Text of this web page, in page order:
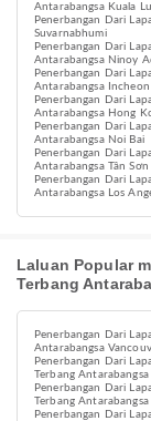
Antarabangsa Kuala
Penerbangan Dari
Suvarnabhumi
Penerbangan Dari
Antarabangsa Ninoy
Penerbangan Dari
Antarabangsa Incheon
Penerbangan Dari
Antarabangsa Hong
Penerbangan Dari
Antarabangsa Noi Bai
Penerbangan Dari
Antarabangsa Tân
Penerbangan Dari
Antarabangsa Los
Laluan Popular
Terbang
Penerbangan Dari
Antarabangsa
Penerbangan Dari
Terbang
Penerbangan Dari
Terbang
Penerbangan Dari